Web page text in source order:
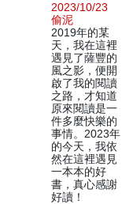
2023/10/23
偷泥
2019年的某
天，我在這裡
遇見了薩豐的
風之影，便開
啟了我的閱讀
之路，才知道
原來閱讀是一
件多麼快樂的
事情。2023年
的今天，我依
然在這裡遇見
一本本的好
書，真心感謝
好讀！